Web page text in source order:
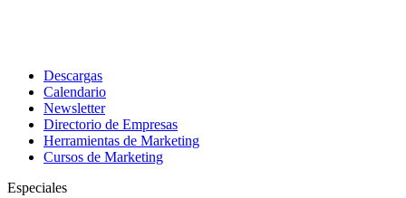
Descargas
Calendario
Newsletter
Directorio de Empresas
Herramientas de Marketing
Cursos de Marketing
Especiales